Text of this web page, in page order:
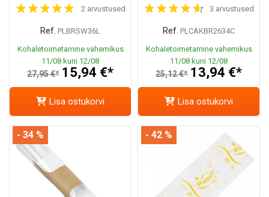
2 arvustused
Ref. PLBRSW36L
Kohaletoimetamine vahemikus
11/08 kuni 12/08
27,95 €* 15,94 €*
Lisa ostukorvi
3 arvustused
Ref. PLCAKBR2634C
Kohaletoimetamine vahemikus
11/08 kuni 12/08
25,12 €* 13,94 €*
Lisa ostukorvi
- 34 % - 42 %